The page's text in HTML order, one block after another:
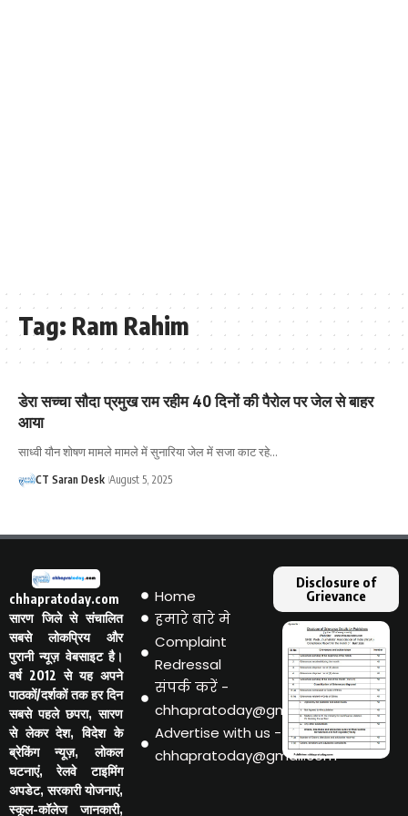
Tag: Ram Rahim
डेरा सच्चा साैदा प्रमुख राम रहीम 40 दिनों की पैराेल पर जेल से बाहर
आया
साध्वी यौन शोषण मामले मामले में सुनारिया जेल में सजा काट रहे…
CT Saran Desk August 5, 2025
chhapratoday.com
सारण जिले से संचालित
सबसे लोकप्रिय और
पुरानी न्यूज़ वेबसाइट है।
वर्ष 2012 से यह अपने
पाठकों/दर्शकों तक हर दिन
सबसे पहले छपरा, सारण
से लेकर देश, विदेश के
ब्रेकिंग न्यूज़, लोकल
घटनाएं, रेलवे टाइमिंग
अपडेट, सरकारी योजनाएं,
स्कूल-कॉलेज जानकारी,
Home
हमारे बारे मे
Complaint
Redressal
संपर्क करें -
chhapratoday@gmail.com
Advertise with us -
chhapratoday@gmail.com
Disclosure of
Grievance